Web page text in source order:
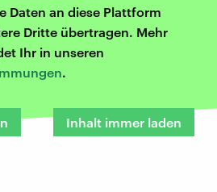
Daten an diese Plattform
Dritte übertragen. Mehr
Ihr in unseren
.
Inhalt immer laden